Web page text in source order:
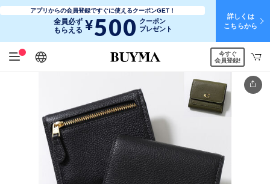
アプリからの会員登録ですぐに使えるクーポンGET！
全員必ず
もらえる ¥500 クーポン
プレゼント
詳しくは
こちらから
日本語
English
简体中文
繁體中文
今すぐ
会員登録!